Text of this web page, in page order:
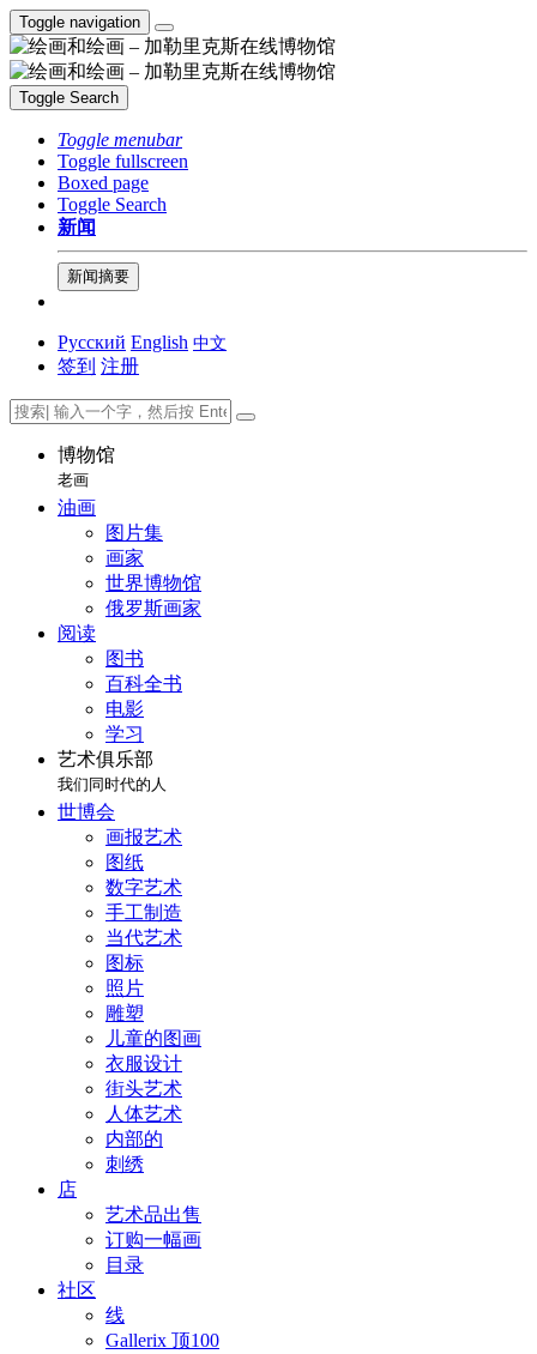
Toggle navigation
Toggle Search
Toggle menubar
Toggle fullscreen
Boxed page
Toggle Search
新闻
新闻摘要
Русский English 中文
签到 注册
博物馆
老画
油画
图片集
画家
世界博物馆
俄罗斯画家
阅读
图书
百科全书
电影
学习
艺术俱乐部
我们同时代的人
世博会
画报艺术
图纸
数字艺术
手工制造
当代艺术
图标
照片
雕塑
儿童的图画
衣服设计
街头艺术
人体艺术
内部的
刺绣
店
艺术品出售
订购一幅画
目录
社区
线
Gallerix 顶100